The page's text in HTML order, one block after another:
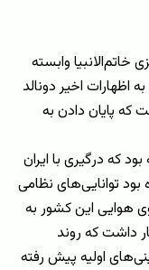
خاتم‌الانبیا وابسته
اظهارات اخیر دونالد
که پایان دادن به
که درگیری با ایران
توانایی‌های نظامی
هوایی این کشور به
که روند
اولیه پیش رفته